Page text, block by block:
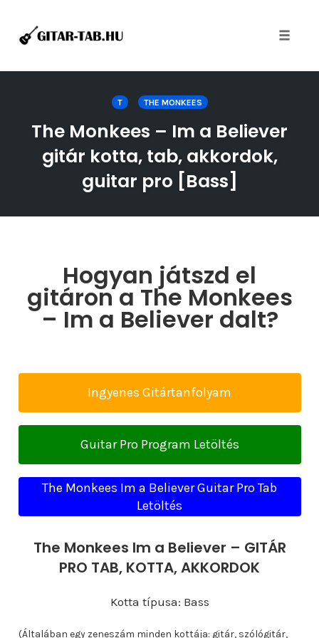
T THE MONKEES
The Monkees – Im a Believer
gitár kotta, tab, akkordok,
guitar pro [Bass]
Hogyan játszd el
gitáron a The Monkees
– Im a Believer dalt?
Ingyenes Gitártanfolyam
Guitar Pro Program Letöltés
The Monkees Im a Believer Guitar Pro Tab
Letöltés
The Monkees Im a Believer – GITÁR
PRO TAB, KOTTA, AKKORDOK
Kotta típusa: Bass
(Általában egy zeneszám minden kottája: gitár, szólógitár,